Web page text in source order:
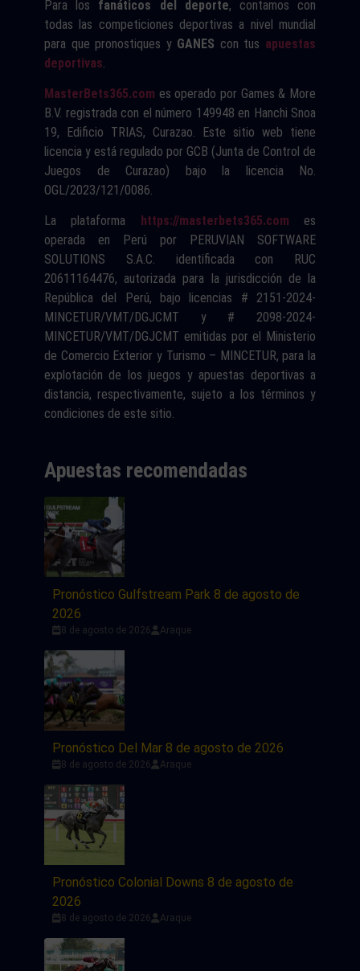
Para los fanáticos del deporte, contamos con
todas las competiciones deportivas a nivel mundial
para que pronostiques y GANES con tus apuestas
deportivas
MasterBets365.com es operado por Games & More
B.V. registrada con el número 149948 en Hanchi Snoa
19, Edificio TRIAS, Curazao. Este sitio web tiene
licencia y está regulado por GCB (Junta de Control de
Juegos de Curazao) bajo la licencia No.
OGL/2023/121/0086.
La plataforma https://masterbets365.com es
operada en Perú por PERUVIAN SOFTWARE
SOLUTIONS S.A.C. identificada con RUC
20611164476, autorizada para la jurisdicción de la
República del Perú, bajo licencias # 2151-2024-
MINCETUR/VMT/DGJCMT y # 2098-2024-
MINCETUR/VMT/DGJCMT emitidas por el Ministerio
de Comercio Exterior y Turismo – MINCETUR, para la
explotación de los juegos y apuestas deportivas a
distancia, respectivamente, sujeto a los términos y
condiciones de este sitio.
Apuestas recomendadas
Pronóstico Gulfstream Park 8 de agosto de
2026
8 de agosto de 2026 Araque
Pronóstico Del Mar 8 de agosto de 2026
8 de agosto de 2026 Araque
Pronóstico Colonial Downs 8 de agosto de
2026
8 de agosto de 2026 Araque